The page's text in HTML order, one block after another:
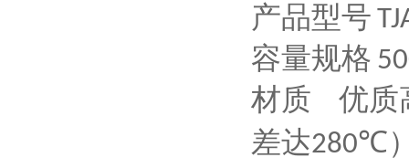
产品型号
容量规格
材质
优质
差达280℃